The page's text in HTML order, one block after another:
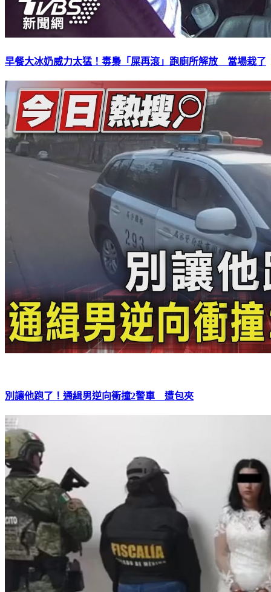
早餐大冰奶威力太猛！毒梟「屎再滾」跑廁所解放 當場栽了
別讓他跑了！通緝男逆向衝撞2警車 遭包夾